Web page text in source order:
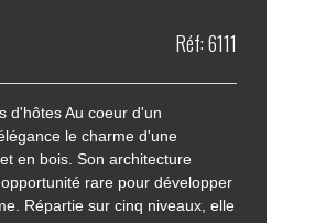
Réf: 6111
d'hôtes Au coeur d'un
le charme d'une
en bois. Son architecture
rare pour développer
Répartie sur cinq niveaux, elle